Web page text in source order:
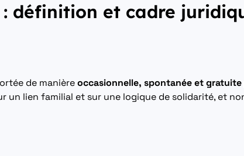
: définition et cadre
de manièreoccasionnelle, spontanée et gratuite
un lien familial et sur une logique de solidarité, et